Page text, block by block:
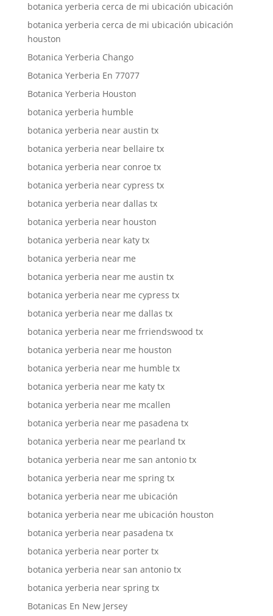
botanica yerberia cerca de mi ubicación ubicación
botanica yerberia cerca de mi ubicación ubicación
houston
Botanica Yerberia Chango
Botanica Yerberia En 77077
Botanica Yerberia Houston
botanica yerberia humble
botanica yerberia near austin tx
botanica yerberia near bellaire tx
botanica yerberia near conroe tx
botanica yerberia near cypress tx
botanica yerberia near dallas tx
botanica yerberia near houston
botanica yerberia near katy tx
botanica yerberia near me
botanica yerberia near me austin tx
botanica yerberia near me cypress tx
botanica yerberia near me dallas tx
botanica yerberia near me frriendswood tx
botanica yerberia near me houston
botanica yerberia near me humble tx
botanica yerberia near me katy tx
botanica yerberia near me mcallen
botanica yerberia near me pasadena tx
botanica yerberia near me pearland tx
botanica yerberia near me san antonio tx
botanica yerberia near me spring tx
botanica yerberia near me ubicación
botanica yerberia near me ubicación houston
botanica yerberia near pasadena tx
botanica yerberia near porter tx
botanica yerberia near san antonio tx
botanica yerberia near spring tx
Botanicas En New Jersey